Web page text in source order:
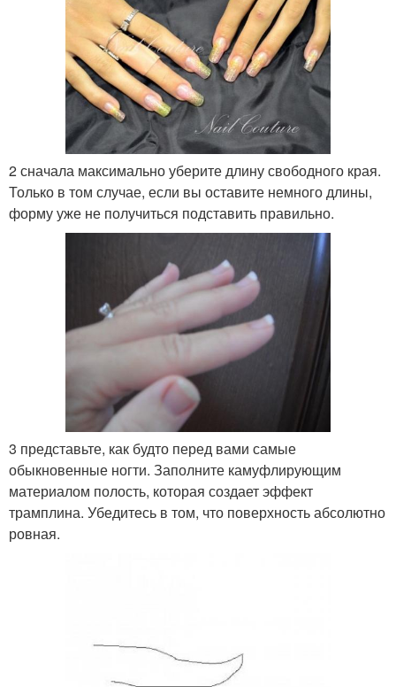
2 сначала максимально уберите длину свободного края.
Только в том случае, если вы оставите немного длины,
форму уже не получиться подставить правильно.
3 представьте, как будто перед вами самые
обыкновенные ногти. Заполните камуфлирующим
материалом полость, которая создает эффект
трамплина. Убедитесь в том, что поверхность абсолютно
ровная.